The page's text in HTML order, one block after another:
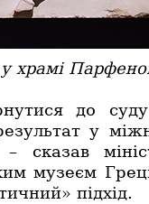
храмі
до
у
сказав
музеєм
підхід.